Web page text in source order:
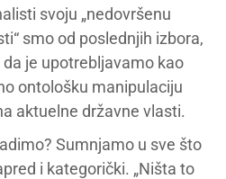
svoju „nedovršenu
smo od poslednjih izbora,
je upotrebljavamo kao
ontološku manipulaciju
aktuelne državne vlasti.
Sumnjamo u sve što
i kategorički. „Ništa to